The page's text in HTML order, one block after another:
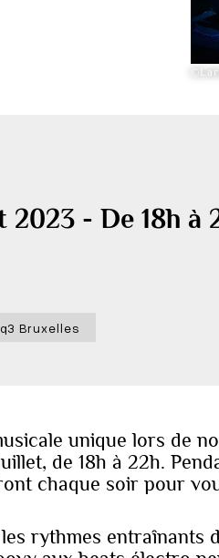
- De 18h à
Bruxelles
unique lors de
de 18h à 22h.
chaque soir pour
rythmes entraînants